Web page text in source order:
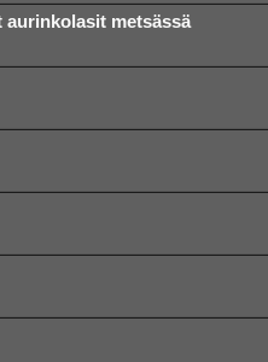
aurinkolasit metsässä